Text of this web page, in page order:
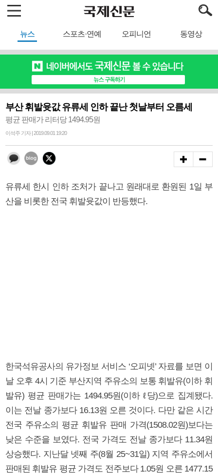
뉴스 스포츠·연예 오피니언 동영상
부산 휘발윳값 유류세 인하 끝난 첫날부터 오름세
평균 판매가 리터당 1494.95원
이석주 기자 | 2019.09.01 19:20
유류세 한시 인하 조처가 끝나고 원래대로 환원된 1일 부
산을 비롯한 전국 휘발윳값이 반등했다.
한국석유공사의 유가정보 서비스 ‘오피넷’ 자료를 보면 이
날 오후 4시 기준 부산지역 주유소의 보통 휘발유(이하 휘
발유) 평균 판매가는 1494.95원(이하 ℓ당)으로 집계됐다.
이는 전날 종가보다 16.13원 오른 것이다. 다만 같은 시간
전국 주유소의 평균 휘발유 판매 가격(1508.02원)보다는
낮은 수준을 보였다. 전국 가격도 전날 종가보다 11.34원
상승했다. 지난달 넷째 주(8월 25~31일) 지역 주유소에서
판매된 휘발유 평균 가격도 전주보다 1.05원 오른 1477.15